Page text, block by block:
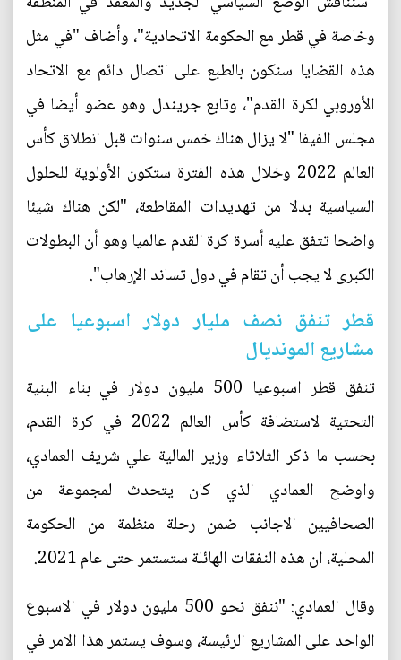
وخاصة في قطر مع الحكومة الاتحادية"، وأضاف "في مثل
هذه القضايا سنكون بالطبع على اتصال دائم مع الاتحاد
الأوروبي لكرة القدم"، وتابع جريندل وهو عضو أيضا في
مجلس الفيفا "لا يزال هناك خمس سنوات قبل انطلاق كأس
العالم 2022 وخلال هذه الفترة ستكون الأولوية للحلول
السياسية بدلا من تهديدات المقاطعة، "لكن هناك شيئا
واضحا تتفق عليه أسرة كرة القدم عالميا وهو أن البطولات
الكبرى لا يجب أن تقام في دول تساند الإرهاب".
قطر تنفق نصف مليار دولار اسبوعيا على
مشاريع المونديال
تنفق قطر اسبوعيا 500 مليون دولار في بناء البنية
التحتية لاستضافة كأس العالم 2022 في كرة القدم،
بحسب ما ذكر الثلاثاء وزير المالية علي شريف العمادي،
واوضح العمادي الذي كان يتحدث لمجموعة من
الصحافيين الاجانب ضمن رحلة منظمة من الحكومة
المحلية، ان هذه النفقات الهائلة ستستمر حتى عام 2021.
وقال العمادي: "ننفق نحو 500 مليون دولار في الاسبوع
الواحد على المشاريع الرئيسة، وسوف يستمر هذا الامر في